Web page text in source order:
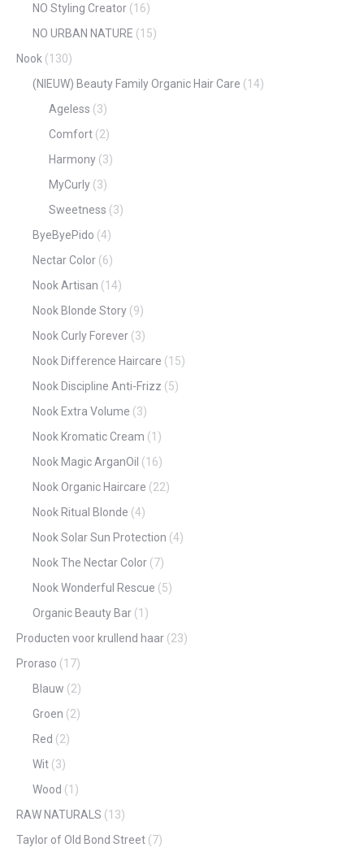
NO Styling Creator (16)
NO URBAN NATURE (15)
Nook (130)
(NIEUW) Beauty Family Organic Hair Care (14)
Ageless (3)
Comfort (2)
Harmony (3)
MyCurly (3)
Sweetness (3)
ByeByePido (4)
Nectar Color (6)
Nook Artisan (14)
Nook Blonde Story (9)
Nook Curly Forever (3)
Nook Difference Haircare (15)
Nook Discipline Anti-Frizz (5)
Nook Extra Volume (3)
Nook Kromatic Cream (1)
Nook Magic ArganOil (16)
Nook Organic Haircare (22)
Nook Ritual Blonde (4)
Nook Solar Sun Protection (4)
Nook The Nectar Color (7)
Nook Wonderful Rescue (5)
Organic Beauty Bar (1)
Producten voor krullend haar (23)
Proraso (17)
Blauw (2)
Groen (2)
Red (2)
Wit (3)
Wood (1)
RAW NATURALS (13)
Taylor of Old Bond Street (7)